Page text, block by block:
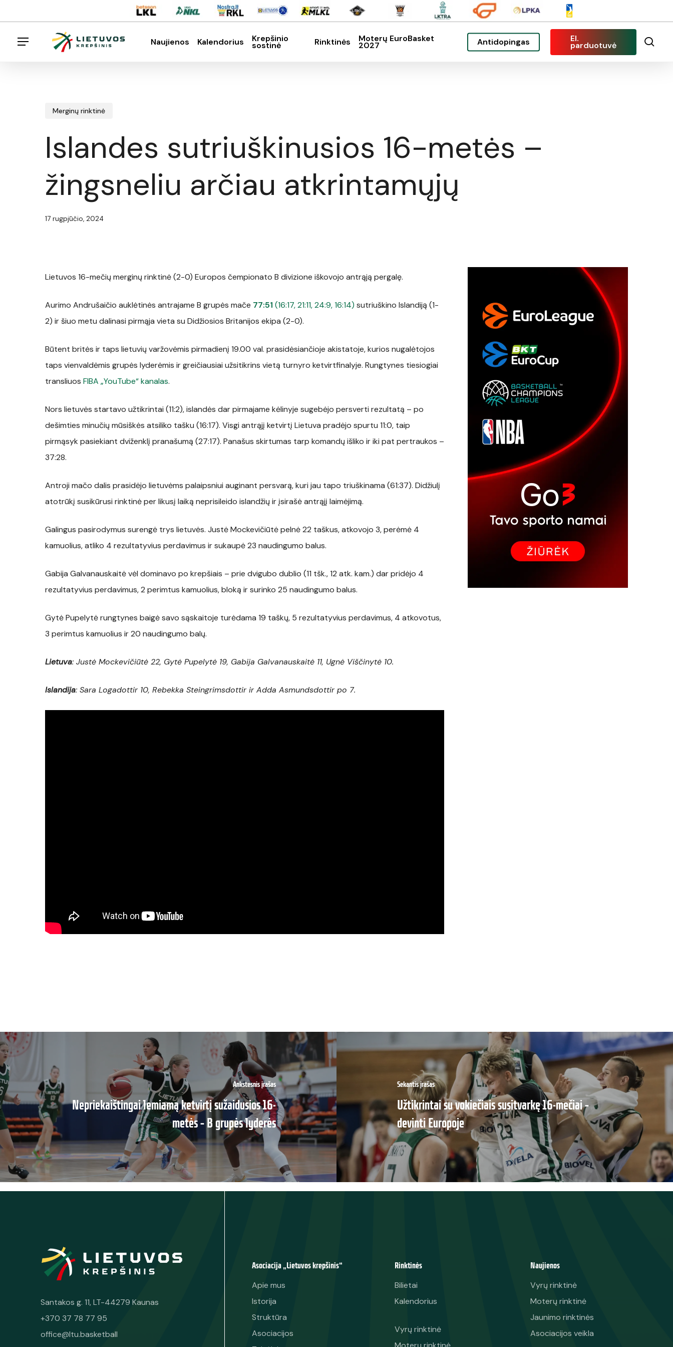
to
Menu
Naujienos Kalendorius Krepšinio
sostinė Rinktinės Moterų EuroBasket
2027 Antidopingas El.
parduotuvė
Merginų rinktinė
Islandes sutriuškinusios 16-metės –
žingsneliu arčiau atkrintamųjų
17 rugpjūčio, 2024
Lietuvos 16-mečių merginų rinktinė (2-0) Europos čempionato B divizione iškovojo antrąją pergalę.
Aurimo Andrušaičio auklėtinės antrajame B grupės mače 77:51 (16:17, 21:11, 24:9, 16:14) sutriuškino Islandiją (1-
2) ir šiuo metu dalinasi pirmąja vieta su Didžiosios Britanijos ekipa (2-0).
Būtent britės ir taps lietuvių varžovėmis pirmadienį 19.00 val. prasidėsiančioje akistatoje, kurios nugalėtojos
taps vienvaldėmis grupės lyderėmis ir greičiausiai užsitikrins vietą turnyro ketvirtfinalyje. Rungtynes tiesiogiai
transliuos FIBA „YouTube“ kanalas.
Nors lietuvės startavo užtikrintai (11:2), islandės dar pirmajame kėlinyje sugebėjo persverti rezultatą – po
dešimties minučių mūsiškės atsiliko tašku (16:17). Visgi antrąjį ketvirtį Lietuva pradėjo spurtu 11:0, taip
pirmąsyk pasiekiant dviženklį pranašumą (27:17). Panašus skirtumas tarp komandų išliko ir iki pat pertraukos –
37:28.
Antroji mačo dalis prasidėjo lietuvėms palaipsniui auginant persvarą, kuri jau tapo triuškinama (61:37). Didžiulį
atotrūkį susikūrusi rinktinė per likusį laiką neprisileido islandžių ir įsirašė antrąjį laimėjimą.
Galingus pasirodymus surengė trys lietuvės. Justė Mockevičiūtė pelnė 22 taškus, atkovojo 3, perėmė 4
kamuolius, atliko 4 rezultatyvius perdavimus ir sukaupė 23 naudingumo balus.
Gabija Galvanauskaitė vėl dominavo po krepšiais – prie dvigubo dublio (11 tšk., 12 atk. kam.) dar pridėjo 4
rezultatyvius perdavimus, 2 perimtus kamuolius, bloką ir surinko 25 naudingumo balus.
Gytė Pupelytė rungtynes baigė savo sąskaitoje turėdama 19 taškų, 5 rezultatyvius perdavimus, 4 atkovotus,
3 perimtus kamuolius ir 20 naudingumo balų.
Lietuva: Justė Mockevičiūtė 22, Gytė Pupelytė 19, Gabija Galvanauskaitė 11, Ugnė Viščinytė 10.
Islandija: Sara Logadottir 10, Rebekka Steingrimsdottir ir Adda Asmundsdottir po 7.
Ankstesnis įrašas
Nepriekaištingai lemiamą ketvirtį sužaidusios 16-
metės – B grupės lyderės
Sekantis įrašas
Užtikrintai su vokiečiais susitvarkę 16-mečiai –
devinti Europoje
Santakos g. 11, LT-44279 Kaunas
+370 37 78 77 95
office@ltu.basketball
Asociacija „Lietuvos krepšinis“
Apie mus
Istorija
Struktūra
Asociacijos
Rinktinės
Bilietai
Kalendorius
Vyrų rinktinė
Naujienos
Vyrų rinktinė
Moterų rinktinė
Jaunimo rinktinės
Asociacijos veikla